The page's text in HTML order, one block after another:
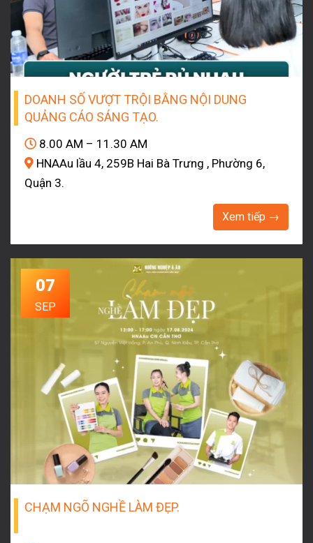
DOANH SỐ VƯỢT TRỘI BẰNG NỘI DUNG
QUẢNG CÁO SÁNG TẠO.
8.00 AM – 11.30 AM
HNAAu lầu 4, 259B Hai Bà Trưng , Phường 6,
Quận 3.
Xem tiếp →
07
SEP
CHẠM NGÕ NGHỀ LÀM ĐẸP.